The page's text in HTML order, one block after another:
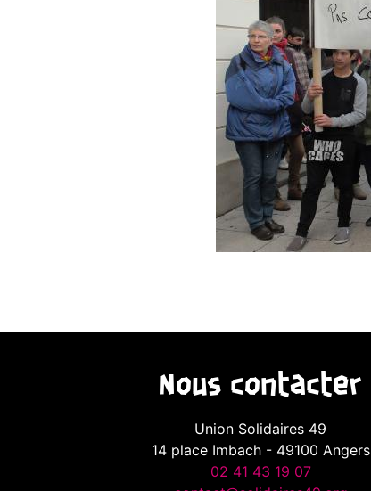
Nous contacter
Union Solidaires 49
14 place Imbach - 49100 Angers
02 41 43 19 07